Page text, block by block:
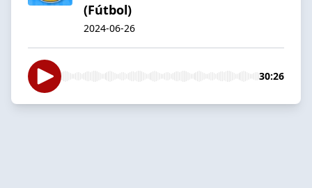
(Fútbol)
2024-06-26
30:26